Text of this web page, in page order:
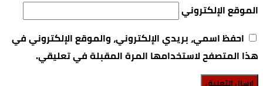
الموقع الإلكتروني
احفظ اسمي، بريدي الإلكتروني، والموقع الإلكتروني في
هذا المتصفح لاستخدامها المرة المقبلة في تعليقي.